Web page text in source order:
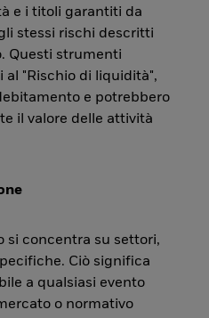
e i titoli garantiti da
stessi rischi descritti
Questi strumenti
al "Rischio di liquidità",
e potrebbero
il valore delle attività
si concentra su settori,
Ciò significa
a qualsiasi evento
o normativo